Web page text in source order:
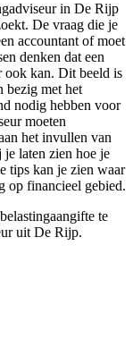
in De Rijp
De vraag die je
accountant of moet
denken dat een
ook kan. Dit beeld is
bezig met het
nodig hebben voor
moeten
het invullen van
je laten zien hoe je
tips kan je zien waar
op financieel gebied.
te
uit De Rijp.